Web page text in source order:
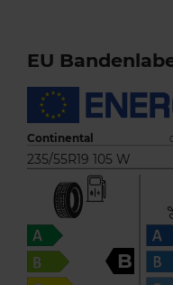
EU
Continental
235/55R19 105 W
B